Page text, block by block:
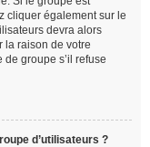
cliquer également sur le
devra alors
la raison de votre
groupe s’il refuse
d’utilisateurs ?